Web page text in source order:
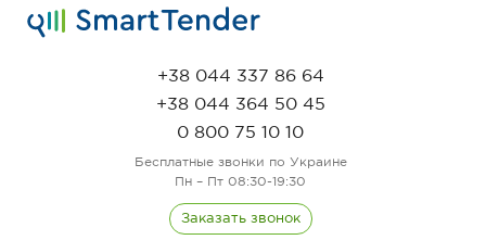
+38 044 337 86 64
+38 044 364 50 45
0 800 75 10 10
Бесплатные звонки по Украине
Пн – Пт 08:30-19:30
Заказать звонок